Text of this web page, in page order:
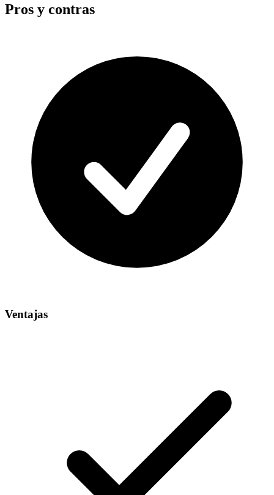
Pros y contras
Ventajas